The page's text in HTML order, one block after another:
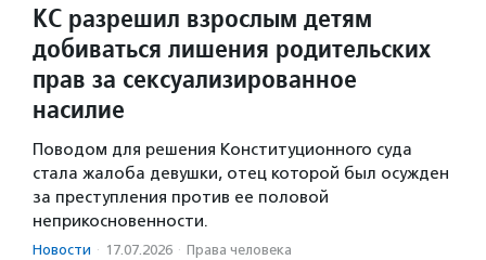
КС разрешил взрослым детям
добиваться лишения родительских
прав за сексуализированное
насилие
Поводом для решения Конституционного суда
стала жалоба девушки, отец которой был осужден
за преступления против ее половой
неприкосновенности.
Новости · 17.07.2026 · Права человека